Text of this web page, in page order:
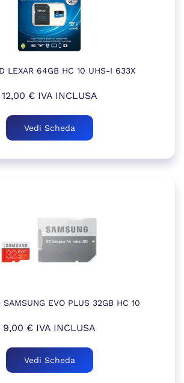
LEXAR 64GB HC 10 UHS-I 633X
12,00 €IVA INCLUSA
Vedi Scheda
SAMSUNG EVO PLUS 32GB HC 10
9,00 € IVA INCLUSA
Vedi Scheda